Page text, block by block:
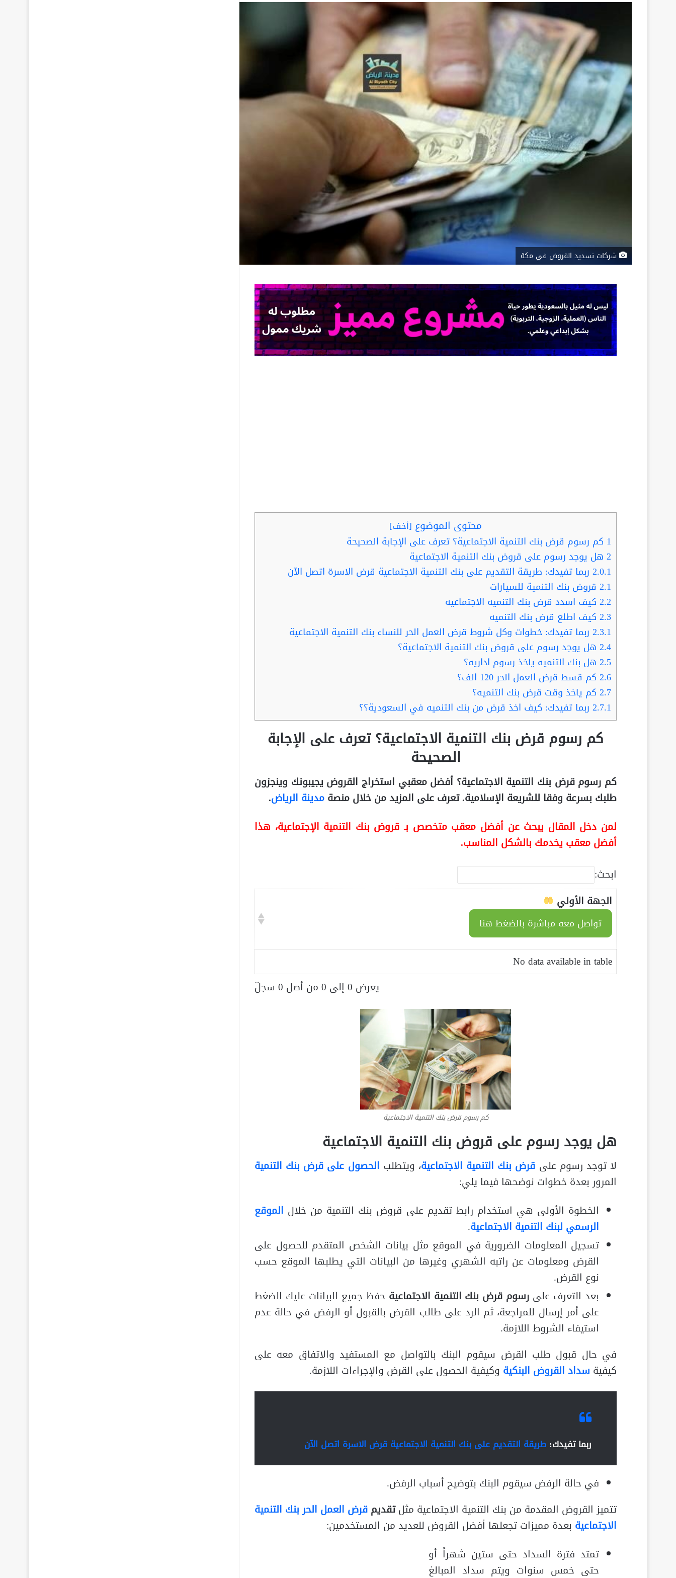
شركات تسديد القروض في مكة
محتوى الموضوع [أخف]
1 كم رسوم قرض بنك التنمية الاجتماعية؟ تعرف على الإجابة الصحيحة
2 هل يوجد رسوم على قروض بنك التنمية الاجتماعية
2.0.1 ربما تفيدك: طريقة التقديم على بنك التنمية الاجتماعية قرض الاسرة اتصل الآن
2.1 قروض بنك التنمية للسيارات
2.2 كيف اسدد قرض بنك التنميه الاجتماعيه
2.3 كيف اطلع قرض بنك التنميه
2.3.1 ربما تفيدك: خطوات وكل شروط قرض العمل الحر للنساء بنك التنمية الاجتماعية
2.4 هل يوجد رسوم على قروض بنك التنمية الاجتماعية؟
2.5 هل بنك التنميه ياخذ رسوم اداريه؟
2.6 كم قسط قرض العمل الحر 120 الف؟
2.7 كم ياخذ وقت قرض بنك التنميه؟
2.7.1 ربما تفيدك: كيف اخذ قرض من بنك التنميه في السعودية؟؟
كم رسوم قرض بنك التنمية الاجتماعية؟ تعرف على الإجابة
الصحيحة
كم رسوم قرض بنك التنمية الاجتماعية؟ أفضل معقبي استخراج القروض يجيبونك وينجزون
طلبك بسرعة وفقا للشريعة الإسلامية.تعرف على المزيد من خلال منصةمدينة الرياض.
لمن دخل المقال يبحث عن أفضل معقب متخصص بـ قروض بنك التنمية الإجتماعية، هذا
أفضل معقب يخدمك بالشكل المناسب.
ابحث:
الجهة الأولي
تواصل معه مباشرة بالضغط هنا
No data available in table
يعرض 0 إلى 0 من أصل 0 سجلّ
كم رسوم قرض بنك التنمية الاجتماعية
هل يوجد رسوم على قروض بنك التنمية الاجتماعية
لا توجد رسوم على قرض بنك التنمية الاجتماعية، ويتطلب الحصول على قرض بنك التنمية
المرور بعدة خطوات نوضحها فيما يلي:
الخطوة الأولى هي استخدام رابط تقديم على قروض بنك التنمية من خلال الموقع
الرسمي لبنك التنمية الاجتماعية.
تسجيل المعلومات الضرورية في الموقع مثل بيانات الشخص المتقدم للحصول على
القرض ومعلومات عن راتبه الشهري وغيرها من البيانات التي يطلبها الموقع حسب
نوع القرض.
بعد التعرف على رسوم قرض بنك التنمية الاجتماعية حفظ جميع البيانات عليك الضغط
على أمر إرسال للمراجعة، ثم الرد على طالب القرض بالقبول أو الرفض في حالة عدم
استيفاء الشروط اللازمة.
في حال قبول طلب القرض سيقوم البنك بالتواصل مع المستفيد والاتفاق معه على
كيفية سداد القروض البنكية وكيفية الحصول على القرض والإجراءات اللازمة.
ربما تفيدك: طريقة التقديم على بنك التنمية الاجتماعية قرض الاسرة اتصل الآن
في حالة الرفض سيقوم البنك بتوضيح أسباب الرفض.
تتميز القروض المقدمة من بنك التنمية الاجتماعية مثلتقديمقرض العمل الحر بنك التنمية
الاجتماعية بعدة مميزات تجعلها أفضل القروض للعديد من المستخدمين:
تمتد فترة السداد حتى ستين شهراً أو
حتى خمس سنوات ويتم سداد المبالغ